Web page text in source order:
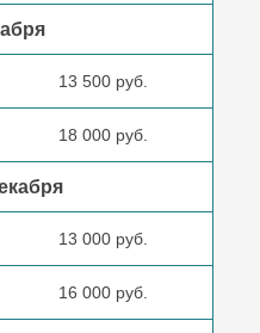
13 500 руб.
18 000 руб.
13 000 руб.
16 000 руб.